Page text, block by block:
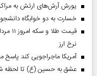
یورش آرش‌های ارتش به مراکز
خسارت به دو خوابگاه
نرخ ارز
آمریکا ماجراجویی کند
عشق به حسین (ع) تا لحظه